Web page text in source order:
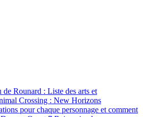
Rounard : Liste des arts et
Crossing : New Horizons
pour chaque personnage et comment